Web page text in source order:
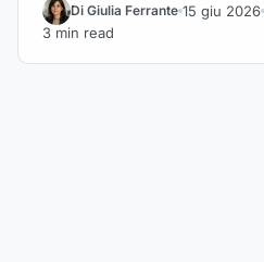
Di Giulia Ferrante 15 giu 2026
3 min read